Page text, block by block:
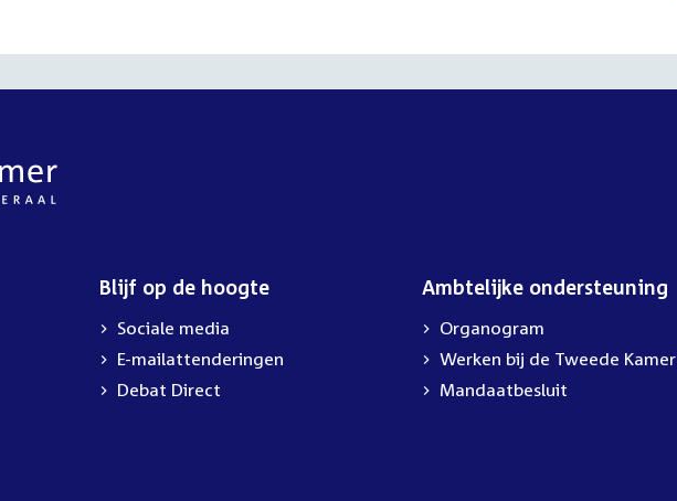
Blijf op de hoogte
Sociale media
E-mailattenderingen
Debat Direct
Ambtelijke ondersteuning
Organogram
External
link:
Werken bij de Tweede Kamer
Mandaatbesluit